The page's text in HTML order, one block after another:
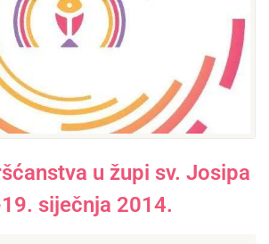
u župi sv. Josipa
siječnja 2014.